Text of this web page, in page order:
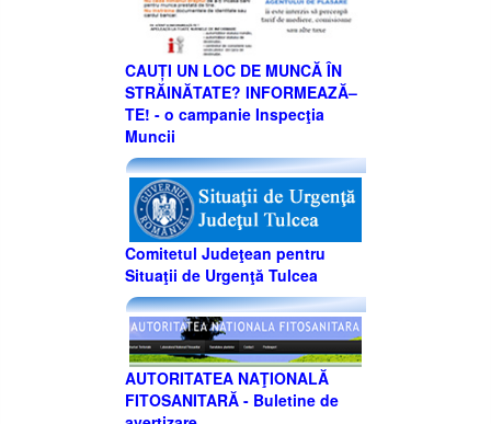
CAUȚI UN LOC DE MUNCĂ ÎN
STRĂINĂTATE? INFORMEAZĂ–
TE! - o campanie Inspecţia
Muncii
Comitetul Judeţean pentru
Situaţii de Urgenţă Tulcea
AUTORITATEA NAŢIONALĂ
FITOSANITARĂ - Buletine de